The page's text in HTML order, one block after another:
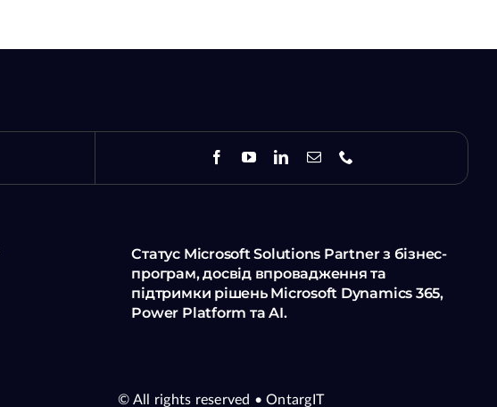
Статус Microsoft Solutions Partner з бізнес-
програм, досвід впровадження та
підтримки рішень Microsoft Dynamics 365,
Power Platform та AI.
© All rights reserved • OntargIT